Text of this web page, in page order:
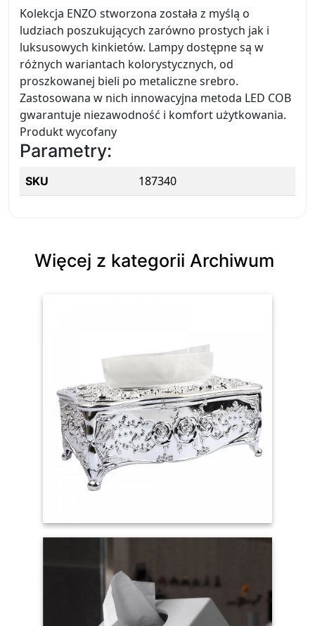
Kolekcja ENZO stworzona została z myślą o
ludziach poszukujących zarówno prostych jak i
luksusowych kinkietów. Lampy dostępne są w
różnych wariantach kolorystycznych, od
proszkowanej bieli po metaliczne srebro.
Zastosowana w nich innowacyjna metoda LED COB
gwarantuje niezawodność i komfort użytkowania.
Produkt wycofany
Parametry:
SKU 187340
Więcej z kategorii Archiwum